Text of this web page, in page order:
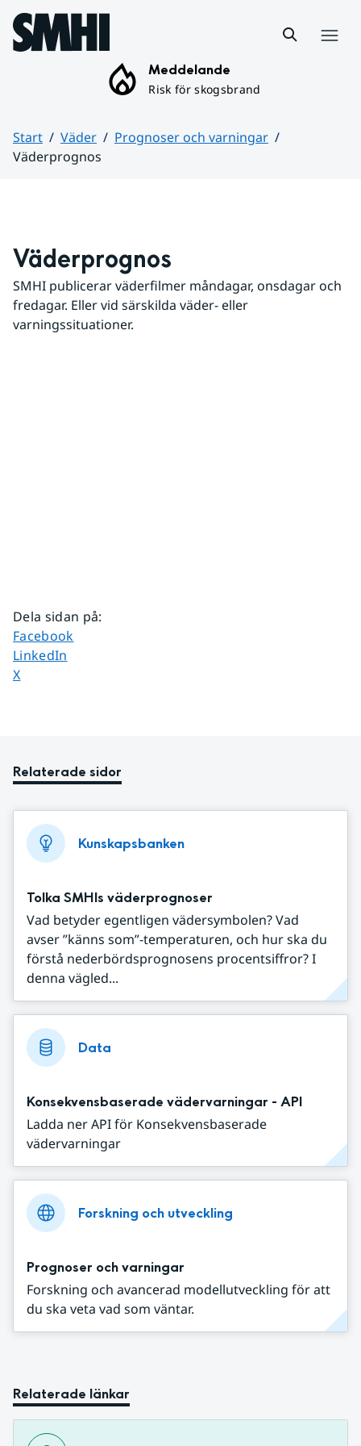
Hoppa till sidans innehåll
Meddelande
Risk för skogsbrand
Start Väder
Prognoser och varningar
Väderprognos
Väderprognos
SMHI publicerar väderfilmer måndagar, onsdagar och
fredagar. Eller vid särskilda väder- eller
varningssituationer.
Dela sidan på:
Dela sidan på
Facebook
Dela sidan på
LinkedIn
Dela sidan på
X
Relaterade sidor
Kunskapsbanken
Tolka SMHIs väderprognoser
Vad betyder egentligen vädersymbolen? Vad
avser ”känns som”-temperaturen, och hur ska du
förstå nederbördsprognosens procentsiffror? I
denna vägled...
Data
Konsekvensbaserade vädervarningar - API
Ladda ner API för Konsekvensbaserade
vädervarningar
Forskning och utveckling
Prognoser och varningar
Forskning och avancerad modellutveckling för att
du ska veta vad som väntar.
Relaterade länkar